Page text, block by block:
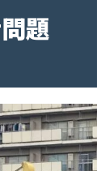
題